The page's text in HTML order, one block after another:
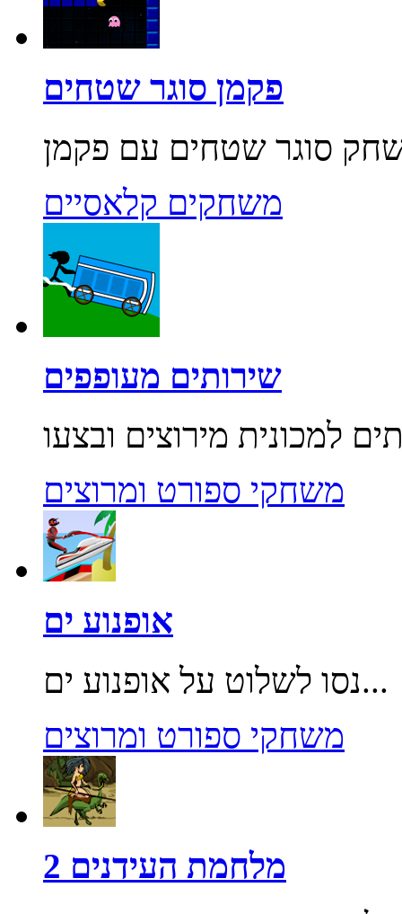
פקמן סוגר שטחים
משחקים קלאסיים
שירותים מעופפים
משחקי ספורט ומרוצים
אופנוע ים
נסו לשלוט על אופנוע ים...
משחקי ספורט ומרוצים
מלחמת העידנים 2